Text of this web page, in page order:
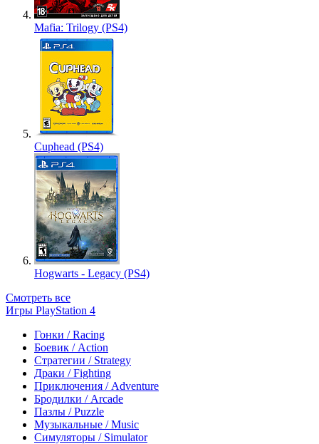
Mafia: Trilogy (PS4)
Cuphead (PS4)
Hogwarts - Legacy (PS4)
Смотреть все
Игры PlayStation 4
Гонки / Racing
Боевик / Action
Стратегии / Strategy
Драки / Fighting
Приключения / Adventure
Бродилки / Arcade
Пазлы / Puzzle
Музыкальные / Music
Симуляторы / Simulator